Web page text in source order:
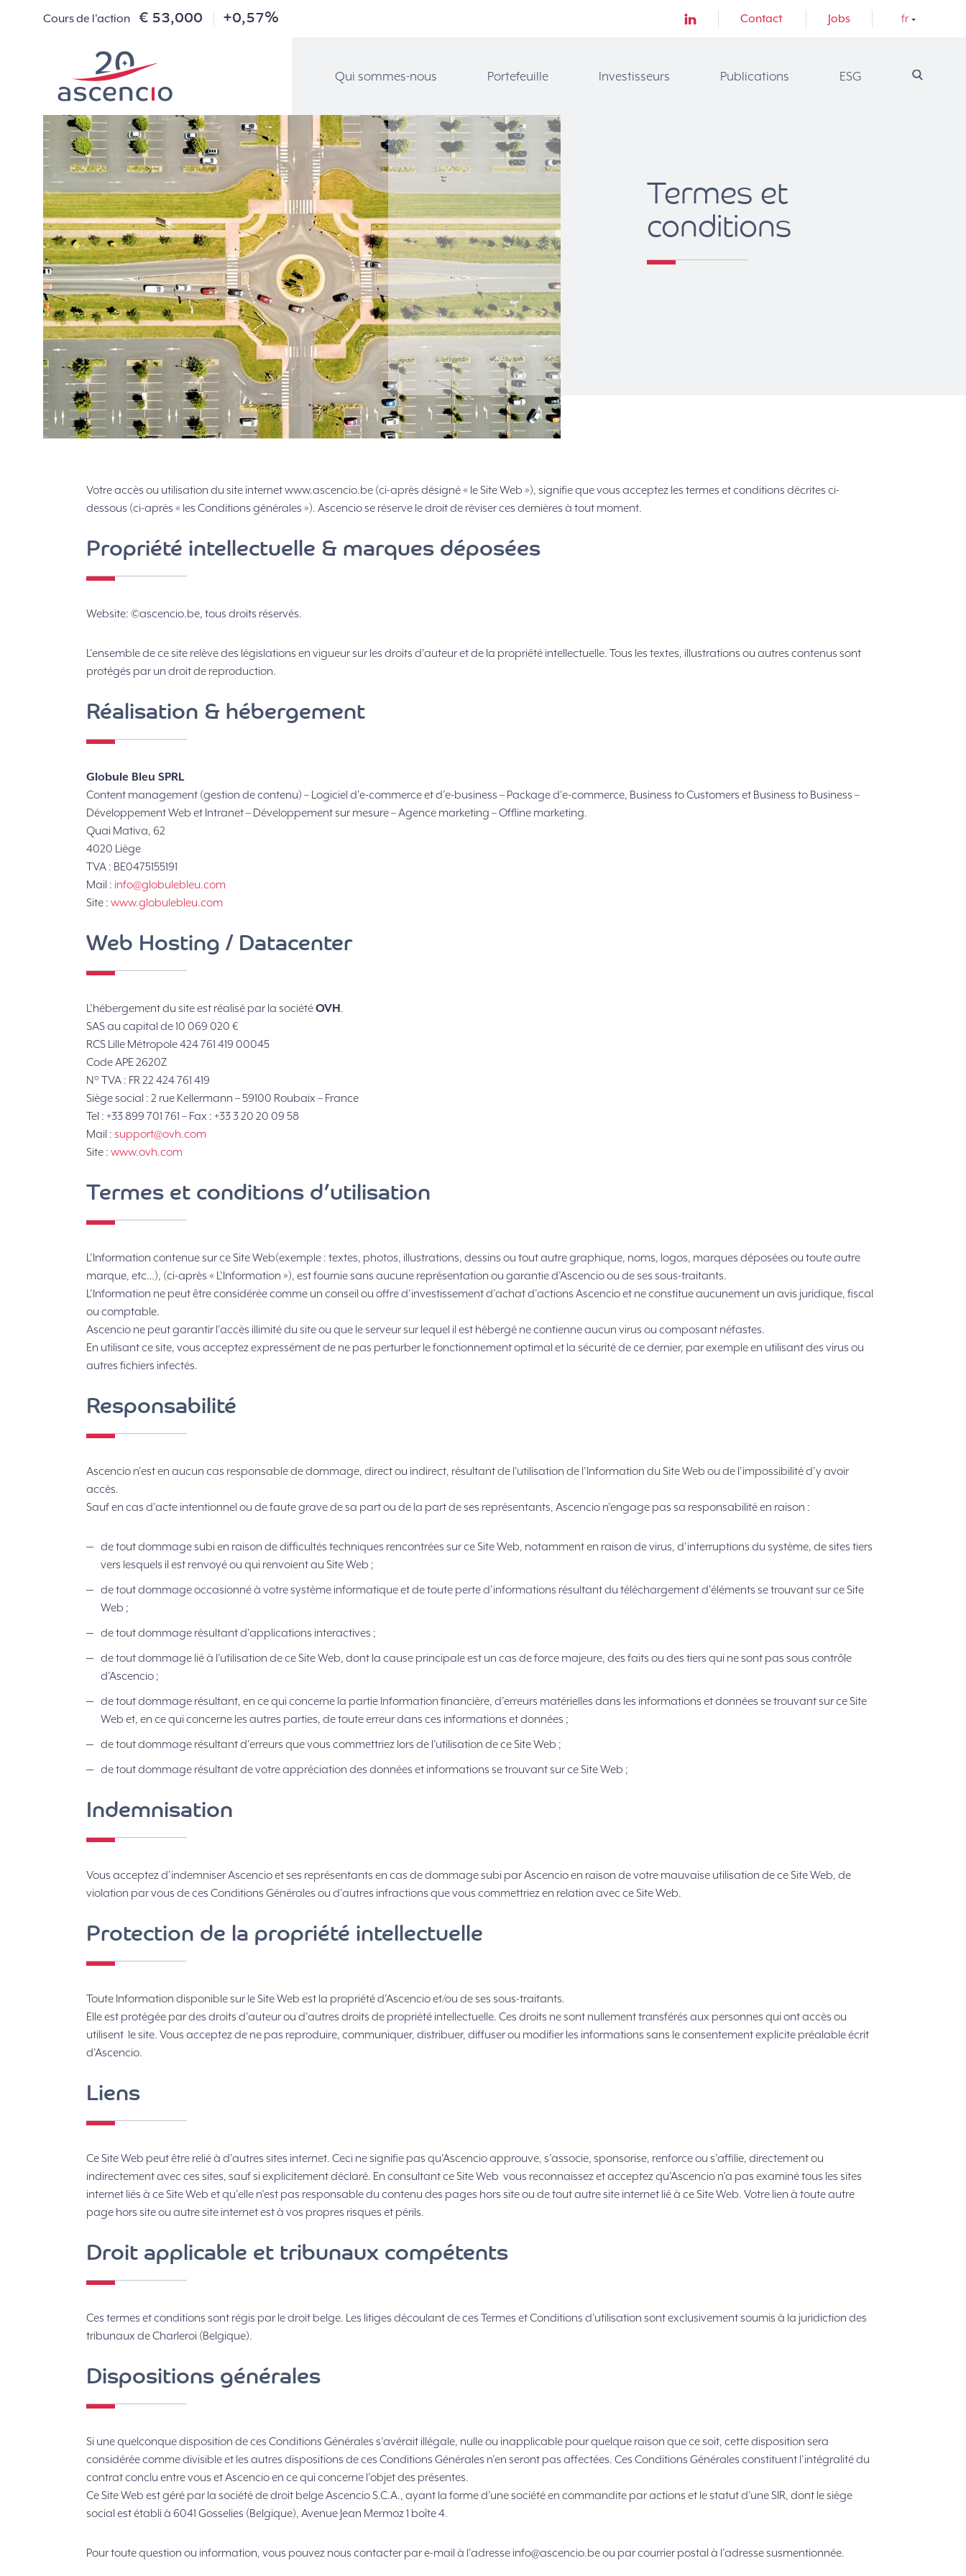
Cours de l'action € 53,000 +0,57% Contact Jobs fr
Qui sommes-nous Portefeuille Investisseurs Publications ESG
Termes et
conditions
Votre accès ou utilisation du site internet www.ascencio.be (ci-après désigné « le Site Web »), signifie que vous acceptez les termes et conditions décrites ci-
dessous (ci-après « les Conditions générales »). Ascencio se réserve le droit de réviser ces dernières à tout moment.
Propriété intellectuelle & marques déposées
Website: ©ascencio.be, tous droits réservés.
L’ensemble de ce site relève des législations en vigueur sur les droits d’auteur et de la propriété intellectuelle. Tous les textes, illustrations ou autres contenus sont
protégés par un droit de reproduction.
Réalisation & hébergement
Globule Bleu SPRL
Content management (gestion de contenu) – Logiciel d’e-commerce et d’e-business – Package d’e-commerce, Business to Customers et Business to Business –
Développement Web et Intranet – Développement sur mesure – Agence marketing – Offline marketing.
Quai Mativa, 62
4020 Liège
TVA : BE0475155191
Mail : info@globulebleu.com
Site : www.globulebleu.com
Web Hosting / Datacenter
L’hébergement du site est réalisé par la sociétéOVH.
SAS au capital de 10 069 020 €
RCS Lille Métropole 424 761 419 00045
Code APE 2620Z
N° TVA : FR 22 424 761 419
Siège social : 2 rue Kellermann – 59100 Roubaix – France
Tel : +33 899 701 761 – Fax : +33 3 20 20 09 58
Mail : support@ovh.com
Site : www.ovh.com
Termes et conditions d’utilisation
L’Information contenue sur ce Site Web(exemple : textes, photos, illustrations, dessins ou tout autre graphique, noms, logos, marques déposées ou toute autre
marque, etc…), (ci-après « L’Information »), est fournie sans aucune représentation ou garantie d’Ascencio ou de ses sous-traitants.
L’Information ne peut être considérée comme un conseil ou offre d’investissement d’achat d’actions Ascencio et ne constitue aucunement un avis juridique, fiscal
ou comptable.
Ascencio ne peut garantir l’accès illimité du site ou que le serveur sur lequel il est hébergé ne contienne aucun virus ou composant néfastes.
En utilisant ce site, vous acceptez expressément de ne pas perturber le fonctionnement optimal et la sécurité de ce dernier, par exemple en utilisant des virus ou
autres fichiers infectés.
Responsabilité
Ascencio n’est en aucun cas responsable de dommage, direct ou indirect, résultant de l’utilisation de l’Information du Site Web ou de l’impossibilité d’y avoir
accès.
Sauf en cas d’acte intentionnel ou de faute grave de sa part ou de la part de ses représentants, Ascencio n’engage pas sa responsabilité en raison :
de tout dommage subi en raison de difficultés techniques rencontrées sur ce Site Web, notamment en raison de virus, d’interruptions du système, de sites tiers
vers lesquels il est renvoyé ou qui renvoient au Site Web ;
de tout dommage occasionné à votre système informatique et de toute perte d’informations résultant du téléchargement d’éléments se trouvant sur ce Site
Web ;
de tout dommage résultant d’applications interactives ;
de tout dommage lié à l’utilisation de ce Site Web, dont la cause principale est un cas de force majeure, des faits ou des tiers qui ne sont pas sous contrôle
d’Ascencio ;
de tout dommage résultant, en ce qui concerne la partie Information financière, d’erreurs matérielles dans les informations et données se trouvant sur ce Site
Web et, en ce qui concerne les autres parties, de toute erreur dans ces informations et données ;
de tout dommage résultant d’erreurs que vous commettriez lors de l’utilisation de ce Site Web ;
de tout dommage résultant de votre appréciation des données et informations se trouvant sur ce Site Web ;
Indemnisation
Vous acceptez d’indemniser Ascencio et ses représentants en cas de dommage subi par Ascencio en raison de votre mauvaise utilisation de ce Site Web, de
violation par vous de ces Conditions Générales ou d’autres infractions que vous commettriez en relation avec ce Site Web.
Protection de la propriété intellectuelle
Toute Information disponible sur le Site Web est la propriété d’Ascencio et/ou de ses sous-traitants.
Elle est protégée par des droits d’auteur ou d’autres droits de propriété intellectuelle. Ces droits ne sont nullement transférés aux personnes qui ont accès ou
utilisent le site. Vous acceptez de ne pas reproduire, communiquer, distribuer, diffuser ou modifier les informations sans le consentement explicite préalable écrit
d’Ascencio.
Liens
Ce Site Web peut être relié à d’autres sites internet. Ceci ne signifie pas qu’Ascencio approuve, s’associe, sponsorise, renforce ou s’affilie, directement ou
indirectement avec ces sites, sauf si explicitement déclaré. En consultant ce Site Web vous reconnaissez et acceptez qu’Ascencio n’a pas examiné tous les sites
internet liés à ce Site Web et qu’elle n’est pas responsable du contenu des pages hors site ou de tout autre site internet lié à ce Site Web. Votre lien à toute autre
page hors site ou autre site internet est à vos propres risques et périls.
Droit applicable et tribunaux compétents
Ces termes et conditions sont régis par le droit belge. Les litiges découlant de ces Termes et Conditions d’utilisation sont exclusivement soumis à la juridiction des
tribunaux de Charleroi (Belgique).
Dispositions générales
Si une quelconque disposition de ces Conditions Générales s’avérait illégale, nulle ou inapplicable pour quelque raison que ce soit, cette disposition sera
considérée comme divisible et les autres dispositions de ces Conditions Générales n’en seront pas affectées. Ces Conditions Générales constituent l’intégralité du
contrat conclu entre vous et Ascencio en ce qui concerne l’objet des présentes.
Ce Site Web est géré par la société de droit belge Ascencio S.C.A., ayant la forme d’une société en commandite par actions et le statut d’une SIR, dont le siège
social est établi à 6041 Gosselies (Belgique), Avenue Jean Mermoz 1 boîte 4.
Pour toute question ou information, vous pouvez nous contacter par e-mail à l’adresse info@ascencio.be ou par courrier postal à l’adresse susmentionnée.